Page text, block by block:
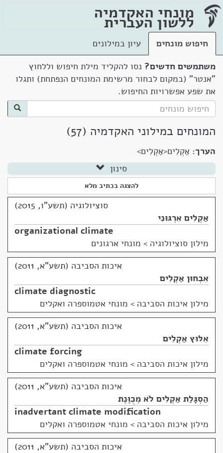
מונחי האקדמיה
ללשון העברית
חיפוש מונחים
עיון במילונים
משתמשים חדשים? נסו להקליד מילת חיפוש וללחוץ
"אנטר" (במקום לבחור מרשימת המונחים הנפתחת) ותגלו
את שפע אפשרויות החיפוש.
המונחים במילוני האקדמיה (57)
הערך: אַקְלִים<אַקְלִים>
סינון
להצגה בכתיב מלא
סוציולוגיה (תשע"ו, 2015)
אַקְלִים אִרְגּוּנִי
organizational climate
מילון סוציולוגיה > מונחי ארגונים
איכות הסביבה (תשע"א, 2011)
אִבְחוּן אַקְלִים
climate diagnostic
מילון איכות הסביבה > מונחי אטמוספרה ואקלים
איכות הסביבה (תשע"א, 2011)
אִלּוּץ אַקְלִים
climate forcing
מילון איכות הסביבה > מונחי אטמוספרה ואקלים
איכות הסביבה (תשע"א, 2011)
הַסְגָּלַת אַקְלִים לֹא מְכֻוֶּנֶת
inadvertant climate modification
מילון איכות הסביבה > מונחי אטמוספרה ואקלים
איכות הסביבה (תשע"א, 2011)